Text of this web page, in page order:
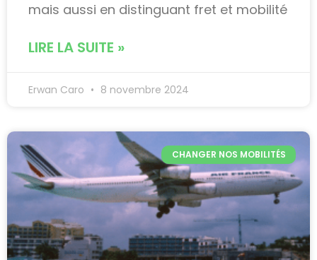
mais aussi en distinguant fret et mobilité
LIRE LA SUITE »
Erwan Caro 8 novembre 2024
CHANGER NOS MOBILITÉS